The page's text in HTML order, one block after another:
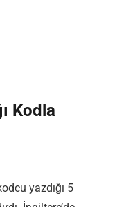
Kodla
yazdığı 5